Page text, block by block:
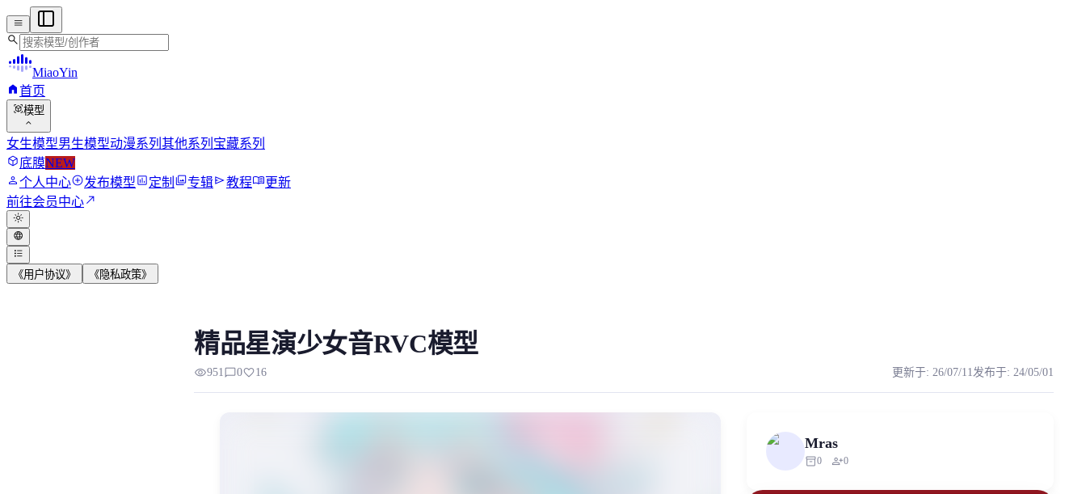
menu
search
MiaoYin
home首页
view_in_ar模型
expand_more
女生模型男生模型动漫系列 其他系列 宝藏系列
deployed_code底膜NEW
person个人中心add_circle发布模型assessment定制 photo_library专辑send教程menu_book更新
前往会员中心north_east
light_mode
language
format_list_bulleted
《用户协议》 《隐私政策》
模型背景 星演，一个由妙音精心打造的RVC模型，以其独特的少...
MiaoYin Original Content. Official source: https://klrvc.com. Source: https://klrvc.com/zh/mxgf/354. Unauthorized scraping, republishing, model data cloning, or commercial
精品星演少女音RVC模型
visibility951chat_bubble_outline0favorite16 更新于: 26/07/11发布于: 24/05/01
Mras
inventory_20 person_add0